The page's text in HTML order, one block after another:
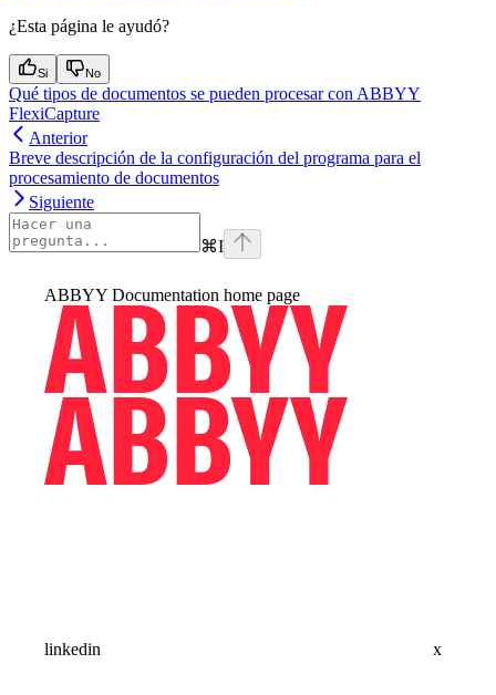
¿Esta página le ayudó?
Si No
Qué tipos de documentos se pueden procesar con ABBYY
FlexiCapture
Anterior
Breve descripción de la configuración del programa para el
procesamiento de documentos
Siguiente
⌘I
ABBYY Documentation home page
linkedin x